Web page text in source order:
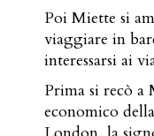
Poi Miette si
viaggiare in
interessarsi ai
Prima si recò a
economico